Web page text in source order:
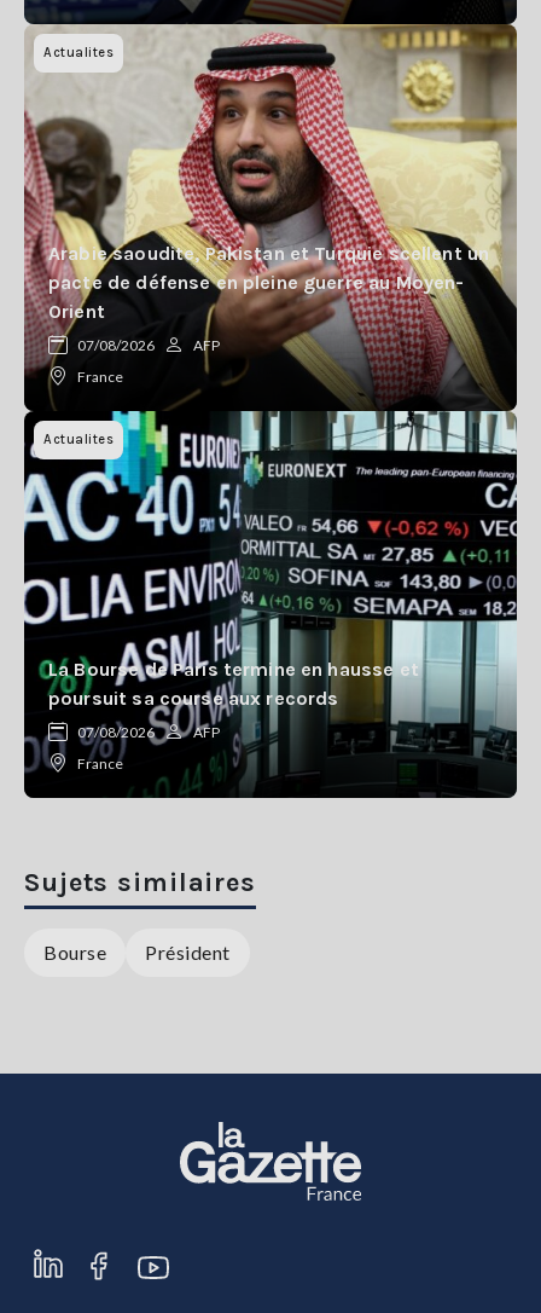
Actualites
Arabie saoudite, Pakistan et Turquie scellent un
pacte de défense en pleine guerre au Moyen-
Orient
07/08/2026
AFP
France
Actualites
La Bourse de Paris termine en hausse et
poursuit sa course aux records
07/08/2026
AFP
France
Sujets similaires
Bourse Président